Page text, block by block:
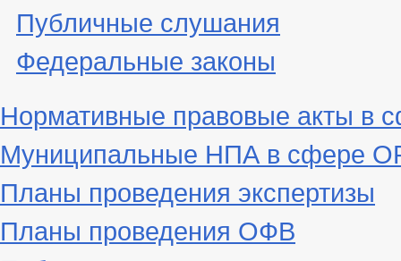
Публичные слушания
Федеральные законы
Нормативные правовые акты в
Муниципальные НПА в сфере
Планы проведения экспертизы
Планы проведения ОФВ